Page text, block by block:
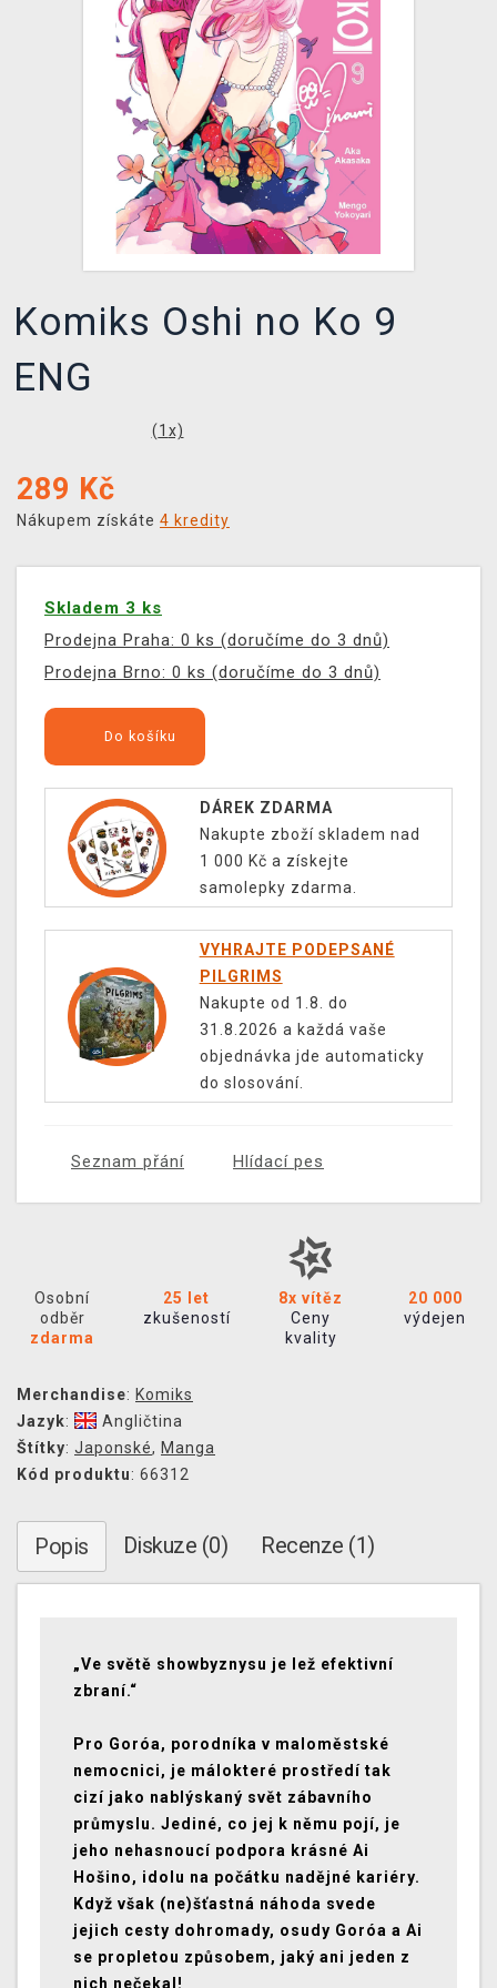
XZONE KLUB
TCG & BOARDGAME HUB
VÝKUP HER (BAZAR)
Komiks Oshi no Ko 9
ENG
(1 x)
289 Kč
Nákupem získáte 4 kredity
Skladem 3 ks
Prodejna Praha: 0 ks (doručíme do 3 dnů)
Prodejna Brno: 0 ks (doručíme do 3 dnů)
Do košíku
DÁREK ZDARMA
Nakupte zboží skladem nad
1 000 Kč a získejte
samolepky zdarma.
VYHRAJTE PODEPSANÉ
PILGRIMS
Nakupte od 1.8. do
31.8.2026 a každá vaše
objednávka jde automaticky
do slosování.
Seznam přání Hlídací pes
Osobní
odběr
zdarma
25 let
zkušeností
8x vítěz
Ceny
kvality
20 000
výdejen
Merchandise: Komiks
Jazyk:
Angličtina
Štítky: Japonské, Manga
Kód produktu: 66312
Popis Diskuze (0) Recenze (1)
„Ve světě showbyznysu je lež efektivní
zbraní.“
Pro Goróa, porodníka v maloměstské
nemocnici, je málokteré prostředí tak
cizí jako nablýskaný svět zábavního
průmyslu. Jediné, co jej k němu pojí, je
jeho nehasnoucí podpora krásné Ai
Hošino, idolu na počátku nadějné kariéry.
Když však (ne)šťastná náhoda svede
jejich cesty dohromady, osudy Goróa a Ai
se propletou způsobem, jaký ani jeden z
nich nečekal!